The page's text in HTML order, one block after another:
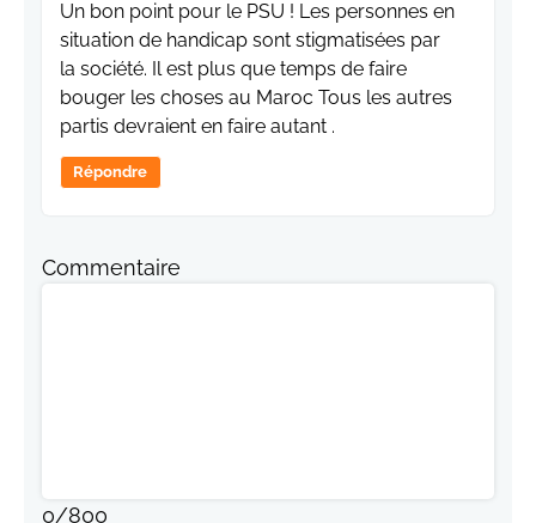
Un bon point pour le PSU ! Les personnes en
situation de handicap sont stigmatisées par
la société. Il est plus que temps de faire
bouger les choses au Maroc Tous les autres
partis devraient en faire autant .
Répondre
Commentaire
0/800